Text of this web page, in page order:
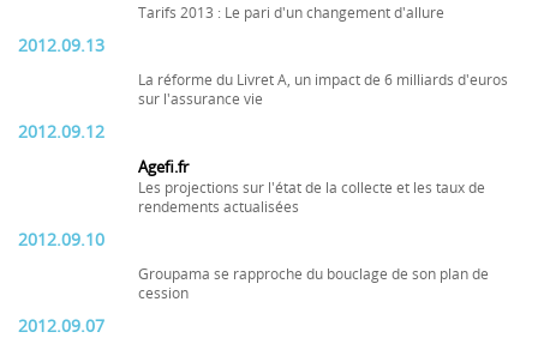
Tarifs 2013 : Le pari d'un changement d'allure
2012.09.13
La réforme du Livret A, un impact de 6 milliards d'euros
sur l'assurance vie
2012.09.12
Agefi.fr
Les projections sur l'état de la collecte et les taux de
rendements actualisées
2012.09.10
Groupama se rapproche du bouclage de son plan de
cession
2012.09.07